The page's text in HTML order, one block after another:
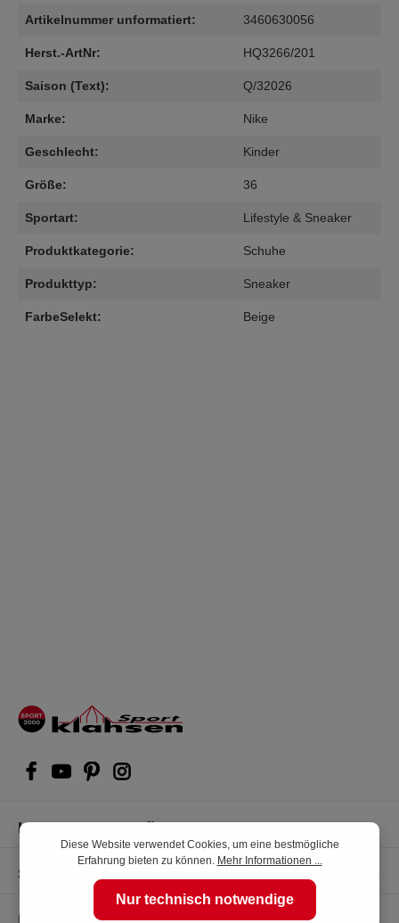
Artikelnummer unformatiert: 3460630056
Herst.-ArtNr: HQ3266/201
Saison (Text): Q/32026
Marke: Nike
Geschlecht: Kinder
Größe: 36
Sportart: Lifestyle & Sneaker
Produktkategorie: Schuhe
Produkttyp: Sneaker
FarbeSelekt: Beige
Kompetente Kaufberatung
Shop Service
Diese Website verwendet Cookies, um eine bestmögliche
Erfahrung bieten zu können. Mehr Informationen ...
Nur technisch notwendige